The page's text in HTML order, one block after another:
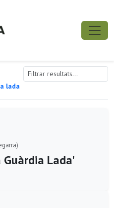
lada
Lada'